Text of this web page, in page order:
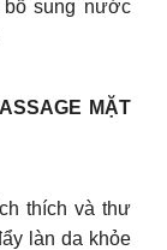
sung nước
MẶT
thích và thư
làn da khỏe